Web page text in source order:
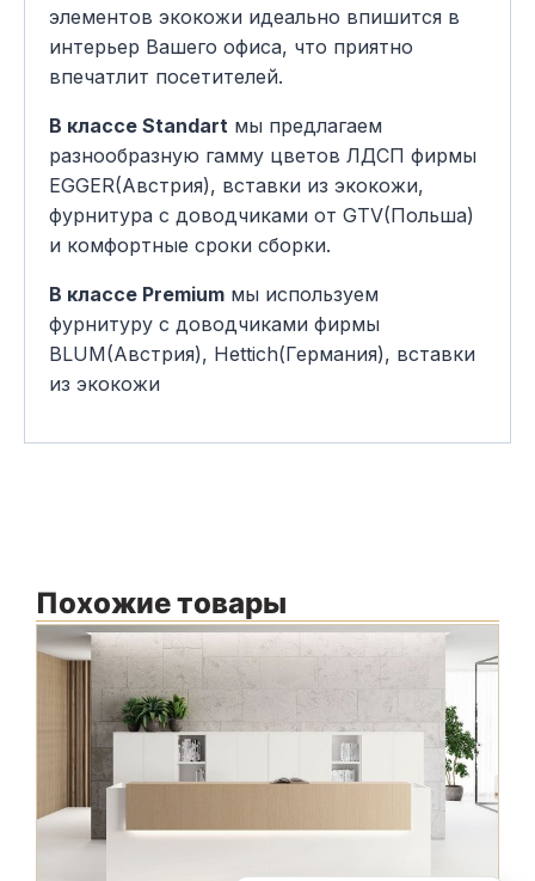
элементов экокожи идеально впишится в
интерьер Вашего офиса, что приятно
впечатлит посетителей.
В классе Standart мы предлагаем
разнообразную гамму цветов ЛДСП фирмы
EGGER(Австрия), вставки из экокожи,
фурнитура с доводчиками от GTV(Польша)
и комфортные сроки сборки.
В классе Premium мы используем
фурнитуру с доводчиками фирмы
BLUM(Австрия), Hettich(Германия), вставки
из экокожи
Похожие товары